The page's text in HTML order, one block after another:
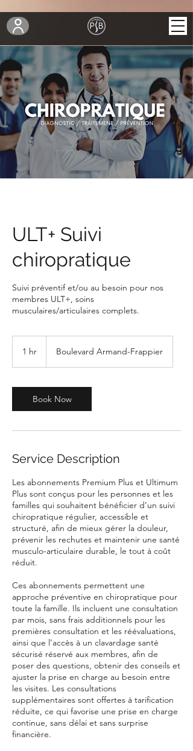
ULT+ Suivi
chiropratique
Suivi préventif et/ou au besoin pour nos
membres ULT+, soins
musculaires/articulaires complets.
1 hr Boulevard Armand-Frappier
Book Now
Service Description
Les abonnements Premium Plus et Ultimum
Plus sont conçus pour les personnes et les
familles qui souhaitent bénéficier d’un suivi
chiropratique régulier, accessible et
structuré, afin de mieux gérer la douleur,
prévenir les rechutes et maintenir une santé
musculo-articulaire durable, le tout à coût
réduit.
Ces abonnements permettent une
approche préventive en chiropratique pour
toute la famille. Ils incluent une consultation
par mois, sans frais additionnels pour les
premières consultation et les réévaluations,
ainsi que l’accès à un clavardage santé
sécurisé réservé aux membres, afin de
poser des questions, obtenir des conseils et
ajuster la prise en charge au besoin entre
les visites. Les consultations
supplémentaires sont offertes à tarification
réduite, ce qui favorise une prise en charge
continue, sans délai et sans surprise
financière.